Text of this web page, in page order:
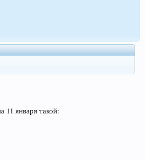
11 января такой: